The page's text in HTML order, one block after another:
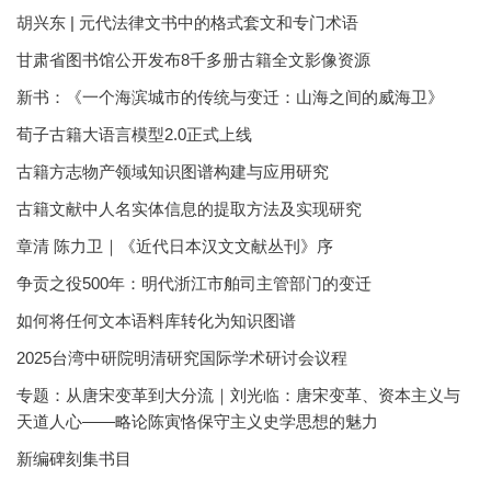
胡兴东 | 元代法律文书中的格式套文和专门术语
甘肃省图书馆公开发布8千多册古籍全文影像资源
新书：《一个海滨城市的传统与变迁：山海之间的威海卫》
荀子古籍大语言模型2.0正式上线
古籍方志物产领域知识图谱构建与应用研究
古籍文献中人名实体信息的提取方法及实现研究
章清 陈力卫｜《近代日本汉文文献丛刊》序
争贡之役500年：明代浙江市舶司主管部门的变迁
如何将任何文本语料库转化为知识图谱
2025台湾中研院明清研究国际学术研讨会议程
专题：从唐宋变革到大分流｜刘光临：唐宋变革、资本主义与
天道人心——略论陈寅恪保守主义史学思想的魅力
新编碑刻集书目